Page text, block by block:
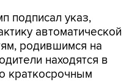
подписал указ,
автоматической
родившимся на
находятся в
краткосрочным